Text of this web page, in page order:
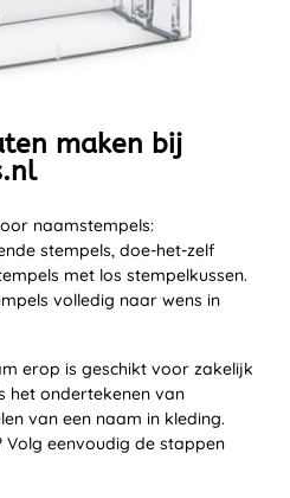
maken bij
naamstempels:
stempels, doe-het-zelf
met los stempelkussen.
volledig naar wens in
erop is geschikt voor zakelijk
het ondertekenen van
van een naam in kleding.
Volg eenvoudig de stappen